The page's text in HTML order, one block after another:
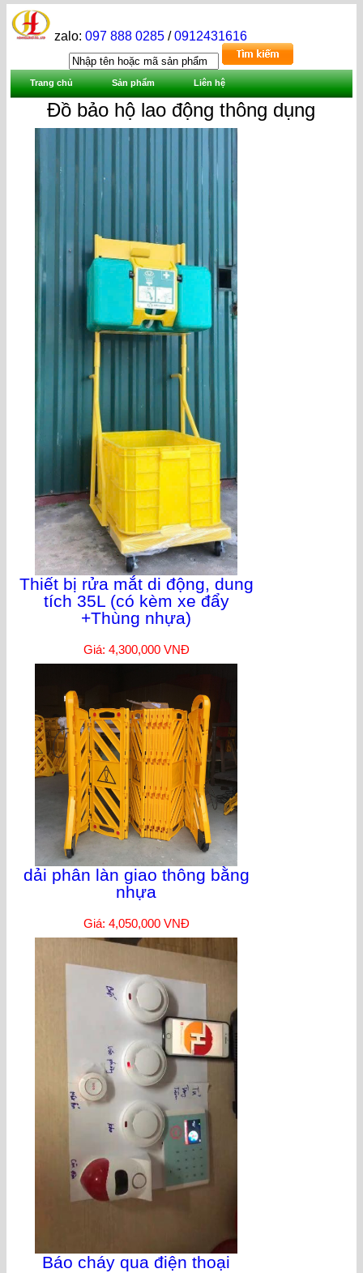
zalo:097 888 0285 /0912431616
Trang chủ Sản phẩm Liên hệ
Đồ bảo hộ lao động thông dụng
Thiết bị rửa mắt di động, dung
tích 35L (có kèm xe đẩy
+Thùng nhựa)
Giá: 4,300,000 VNĐ
dải phân làn giao thông bằng
nhựa
Giá: 4,050,000 VNĐ
Báo cháy qua điện thoại